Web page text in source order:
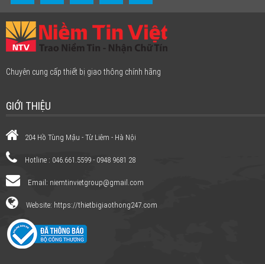
Chuyên cung cấp thiết bị giao thông chính hãng
GIỚI THIỆU
204 Hồ Tùng Mậu - Từ Liêm - Hà Nội
Hotline : 046.661.5599 - 0948 9681 28
Email: niemtinvietgroup@gmail.com
Website: https://thietbigiaothong247.com